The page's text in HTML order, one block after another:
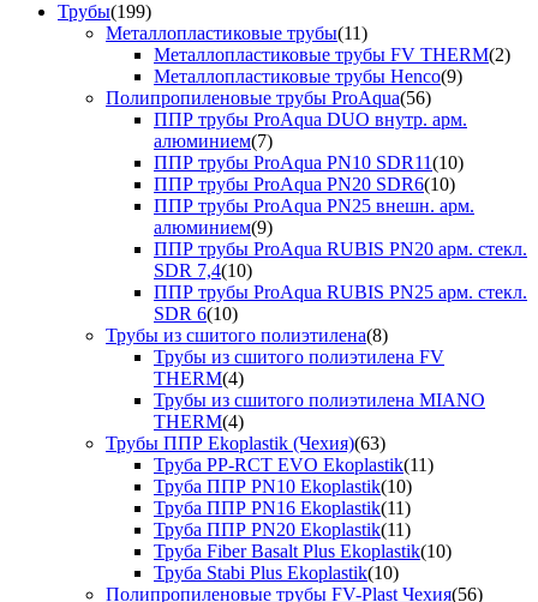
Трубы(199)
Металлопластиковые трубы(11)
Металлопластиковые трубы FV THERM(2)
Металлопластиковые трубы Henco(9)
Полипропиленовые трубы ProAqua(56)
ППР трубы ProAqua DUO внутр. арм.
алюминием(7)
ППР трубы ProAqua PN10 SDR11(10)
ППР трубы ProAqua PN20 SDR6(10)
ППР трубы ProAqua PN25 внешн. арм.
алюминием(9)
ППР трубы ProAqua RUBIS PN20 арм. стекл.
SDR 7,4(10)
ППР трубы ProAqua RUBIS PN25 арм. стекл.
SDR 6(10)
Трубы из сшитого полиэтилена(8)
Трубы из сшитого полиэтилена FV
THERM(4)
Трубы из сшитого полиэтилена MIANO
THERM(4)
Трубы ППР Ekoplastik (Чехия)(63)
Труба PP-RCT EVO Ekoplastik(11)
Труба ППР PN10 Ekoplastik(10)
Труба ППР PN16 Ekoplastik(11)
Труба ППР PN20 Ekoplastik(11)
Труба Fiber Basalt Plus Ekoplastik(10)
Труба Stabi Plus Ekoplastik(10)
Полипропиленовые трубы FV-Plast Чехия(56)